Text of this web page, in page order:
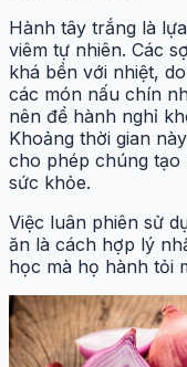
Hành tây trắng là
viêm tự nhiên. Các
khá bền với nhiệt,
các món nấu chín
nên để hành nghỉ
Khoảng thời gian
cho phép chúng
sức khỏe.
Việc luân phiên sử
ăn là cách hợp lý
học mà họ hành tỏi